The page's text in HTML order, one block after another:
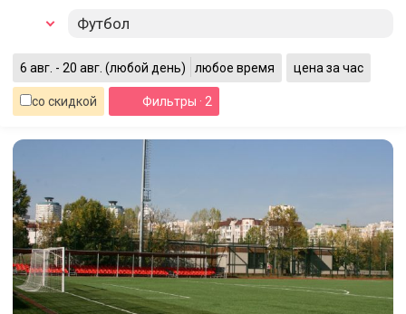
Футбол
6 авг. - 20 авг. (любой день) любое время цена за час
со скидкой Фильтры · 2